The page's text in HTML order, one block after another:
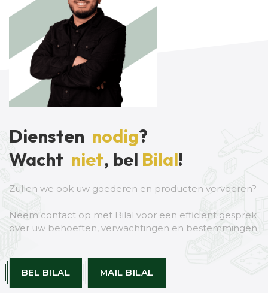
Diensten nodig?
Wacht niet, bel Bilal!
Zullen we ook uw goederen en producten vervoeren?
​​​​​​​Neem contact op met Bilal voor een efficiënt gesprek
over uw behoeften, verwachtingen en bestemmingen.
BEL BILAL MAIL BILAL